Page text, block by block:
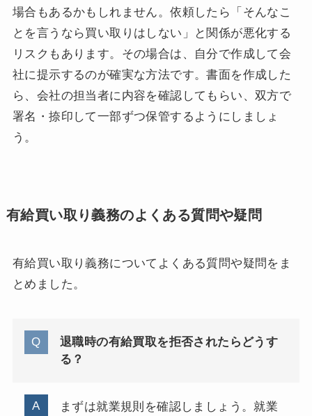
場合もあるかもしれません。依頼したら「そんなこ
とを言うなら買い取りはしない」と関係が悪化する
リスクもあります。その場合は、自分で作成して会
社に提示するのが確実な方法です。書面を作成した
ら、会社の担当者に内容を確認してもらい、双方で
署名・捺印して一部ずつ保管するようにしましょ
う。
有給買い取り義務のよくある質問や疑問
有給買い取り義務についてよくある質問や疑問をま
とめました。
退職時の有給買取を拒否されたらどうす
る？
まずは就業規則を確認しましょう。就業